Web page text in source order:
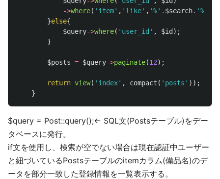
->where( 'item' , 'like' , '%' . $search. '%'
}else{
$query->where( 'user_id' , $id );
}
$posts = $query->paginate(12);
return view( 'index' , compact ( 'posts' ));
}
$query = Post::query();← SQL文(Postsテーブル)をデー
タベースに発行。
if文を使用し、検索が空でない場合は現在認証中ユーザー
と紐づいているPostsテーブルのitemカラム(備品名)のデ
ータを部分一致した登録情報を一覧表示する。